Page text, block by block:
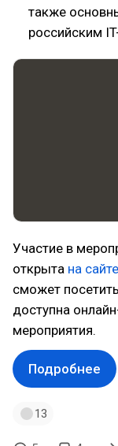
также
российским
Участие в
открыта на
сможет
доступна
мероприятия.
Подробнее
13